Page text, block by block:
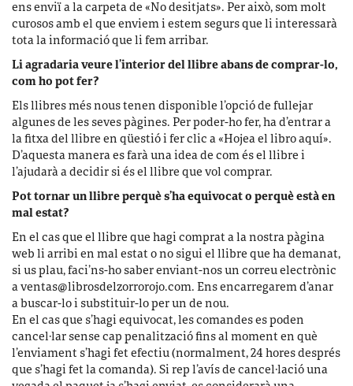
ens enviï a la carpeta de «No desitjats». Per això, som molt
curosos amb el que enviem i estem segurs que li interessarà
tota la informació que li fem arribar.
Li agradaria veure l’interior del llibre abans de comprar-lo,
com ho pot fer?
Els llibres més nous tenen disponible l’opció de fullejar
algunes de les seves pàgines. Per poder-ho fer, ha d’entrar a
la fitxa del llibre en qüestió i fer clic a «Hojea el libro aquí».
D’aquesta manera es farà una idea de com és el llibre i
l’ajudarà a decidir si és el llibre que vol comprar.
Pot tornar un llibre perquè s’ha equivocat o perquè està en
mal estat?
En el cas que el llibre que hagi comprat a la nostra pàgina
web li arribi en mal estat o no sigui el llibre que ha demanat,
si us plau, faci’ns-ho saber enviant-nos un correu electrònic
aventas@librosdelzorrorojo.com. Ens encarregarem d’anar
a buscar-lo i substituir-lo per un de nou.
En el cas que s’hagi equivocat, les comandes es poden
cancel·lar sense cap penalització fins al moment en què
l’enviament s’hagi fet efectiu (normalment, 24 hores després
que s’hagi fet la comanda). Si rep l’avís de cancel·lació una